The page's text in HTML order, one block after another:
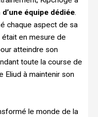
équipe dédiée.
chaque aspect de sa
était en mesure de
atteindre son
toute la course de
Eliud à maintenir son
le monde de la